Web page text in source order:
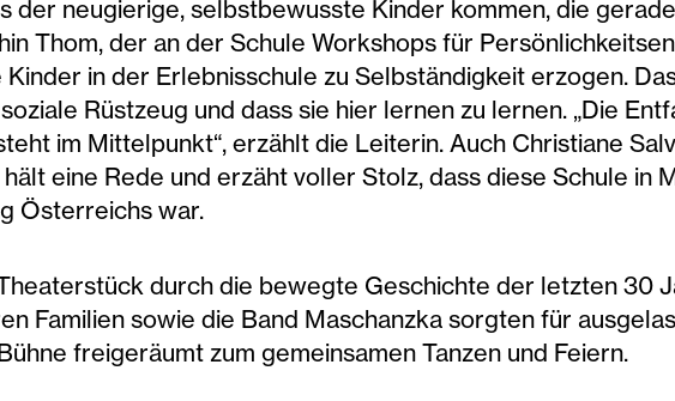
der neugierige, selbstbewusste Kinder kommen, die
Thom, der an der Schule Workshops für
in der Erlebnisschule zu Selbständigkeit erzogen.
Rüstzeug und dass sie hier lernen zu lernen. „Die
im Mittelpunkt“, erzählt die Leiterin. Auch Christiane
eine Rede und erzäht voller Stolz, dass diese Schule in
Österreichs war.
durch die bewegte Geschichte der letzten 30
Familien sowie die Band Maschanzka sorgten für
freigeräumt zum gemeinsamen Tanzen und Feiern.